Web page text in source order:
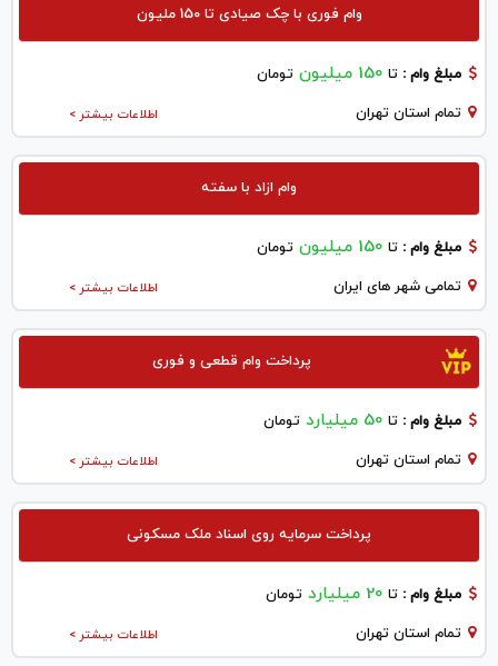
وام فوری با چک صیادی تا 150 ملیون
مبلغ وام : تا 150 میلیون تومان
اطلاعات بیشتر > تمام استان تهران
وام ازاد با سفته
مبلغ وام : تا 150 میلیون تومان
اطلاعات بیشتر > تمامی شهر های ایران
پرداخت وام قطعی و فوری
مبلغ وام : تا 50 میلیارد تومان
اطلاعات بیشتر > تمام استان تهران
پرداخت سرمایه روی اسناد ملک مسکونی
مبلغ وام : تا 20 میلیارد تومان
اطلاعات بیشتر > تمام استان تهران